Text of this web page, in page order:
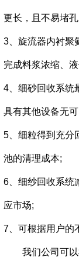
更长，且不易堵
3、旋流器内衬聚
完成料浆浓缩、
4、细砂回收系统
具有其他设备无
5、细粒得到充分
池的清理成本;
6、细纱回收系统
应市场;
7、可根据用户的
我们公司可以